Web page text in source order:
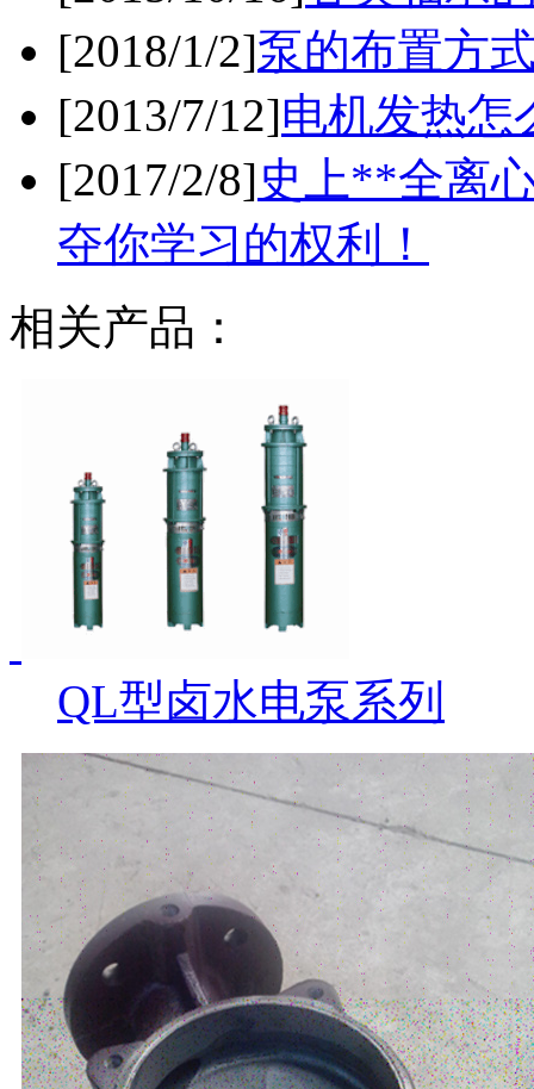
[2018/1/2]泵的布置方
[2013/7/12]电机发热怎
[2017/2/8]史上**全离
夺你学习的权利！
相关产品：
QL型卤水电泵系列